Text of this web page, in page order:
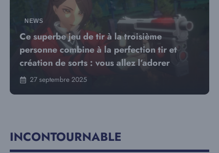
NEWS
Ce superbe jeu de tir à la troisième
personne combine à la perfection tir et
création de sorts : vous allez l’adorer
27 septembre 2025
INCONTOURNABLE